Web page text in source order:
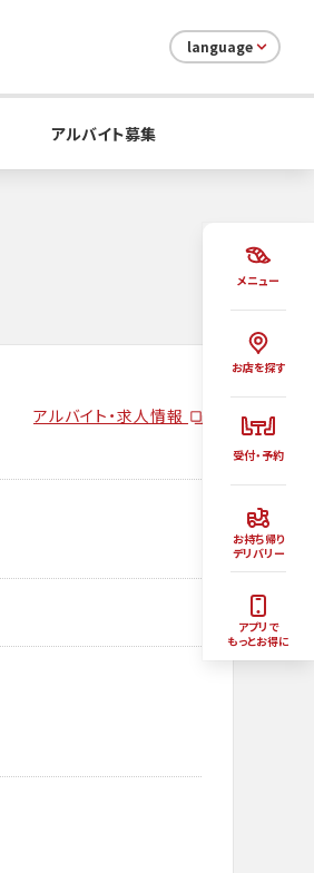
メニュー
お店を探す
受付・予約
お持ち帰り
デリバリー
アプリで
もっとお得に
language
アルバイト募集
アルバイト・求人情報